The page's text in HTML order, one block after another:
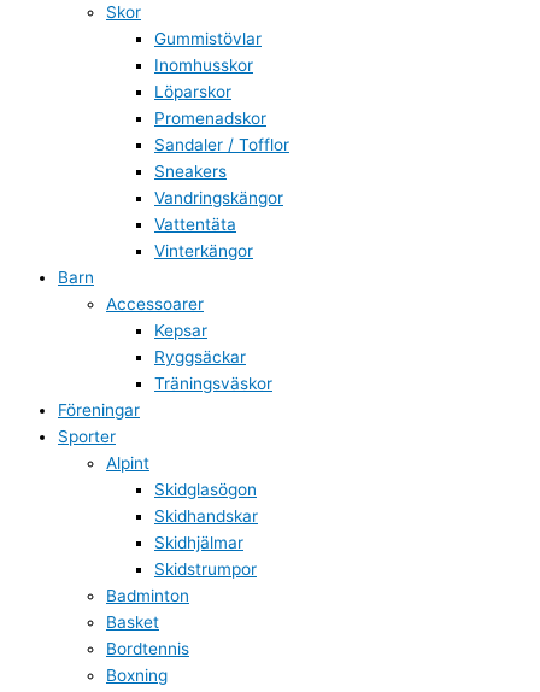
Skor
Gummistövlar
Inomhusskor
Löparskor
Promenadskor
Sandaler / Tofflor
Sneakers
Vandringskängor
Vattentäta
Vinterkängor
Barn
Accessoarer
Kepsar
Ryggsäckar
Träningsväskor
Föreningar
Sporter
Alpint
Skidglasögon
Skidhandskar
Skidhjälmar
Skidstrumpor
Badminton
Basket
Bordtennis
Boxning